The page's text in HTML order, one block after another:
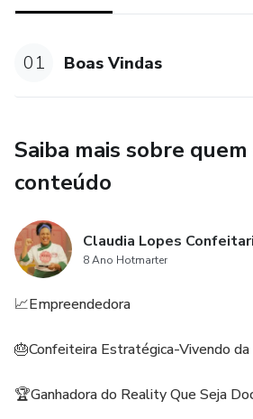
01 Boas Vindas
Saiba mais sobre quem
conteúdo
Claudia Lopes
8 Ano Hotmarter
📈Empreendedora
🎂Confeiteira Estratégica-Vivendo da
🏆Ganhadora do Reality Que Seja